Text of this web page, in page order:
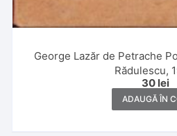
George Lazăr de Petrache
Rădulescu,
30 lei
ADAUGĂ ÎN